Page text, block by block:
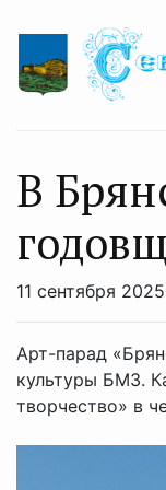
В
11 сентября
Арт-парад
культуры БМЗ.
творчество» в